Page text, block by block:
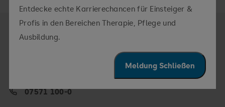
Entdecke echte Karrierechancen für Einsteiger &
Profis in den Bereichen Therapie, Pflege und
Ausbildung.
Meldung Schließen
07571 100-0